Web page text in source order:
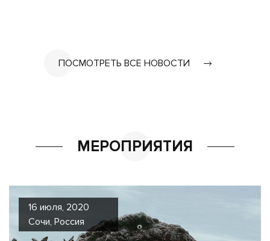
ПОСМОТРЕТЬ ВСЕ НОВОСТИ
МЕРОПРИЯТИЯ
16 июля, 2020
Сочи, Россия